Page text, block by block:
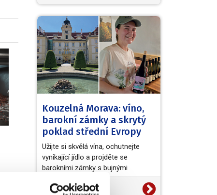
Kouzelná Morava: víno,
barokní zámky a skrytý
poklad střední Evropy
Užijte si skvělá vína, ochutnejte
vynikající jídlo a projděte se
barokními zámky s bujnými
14. 7. 2026